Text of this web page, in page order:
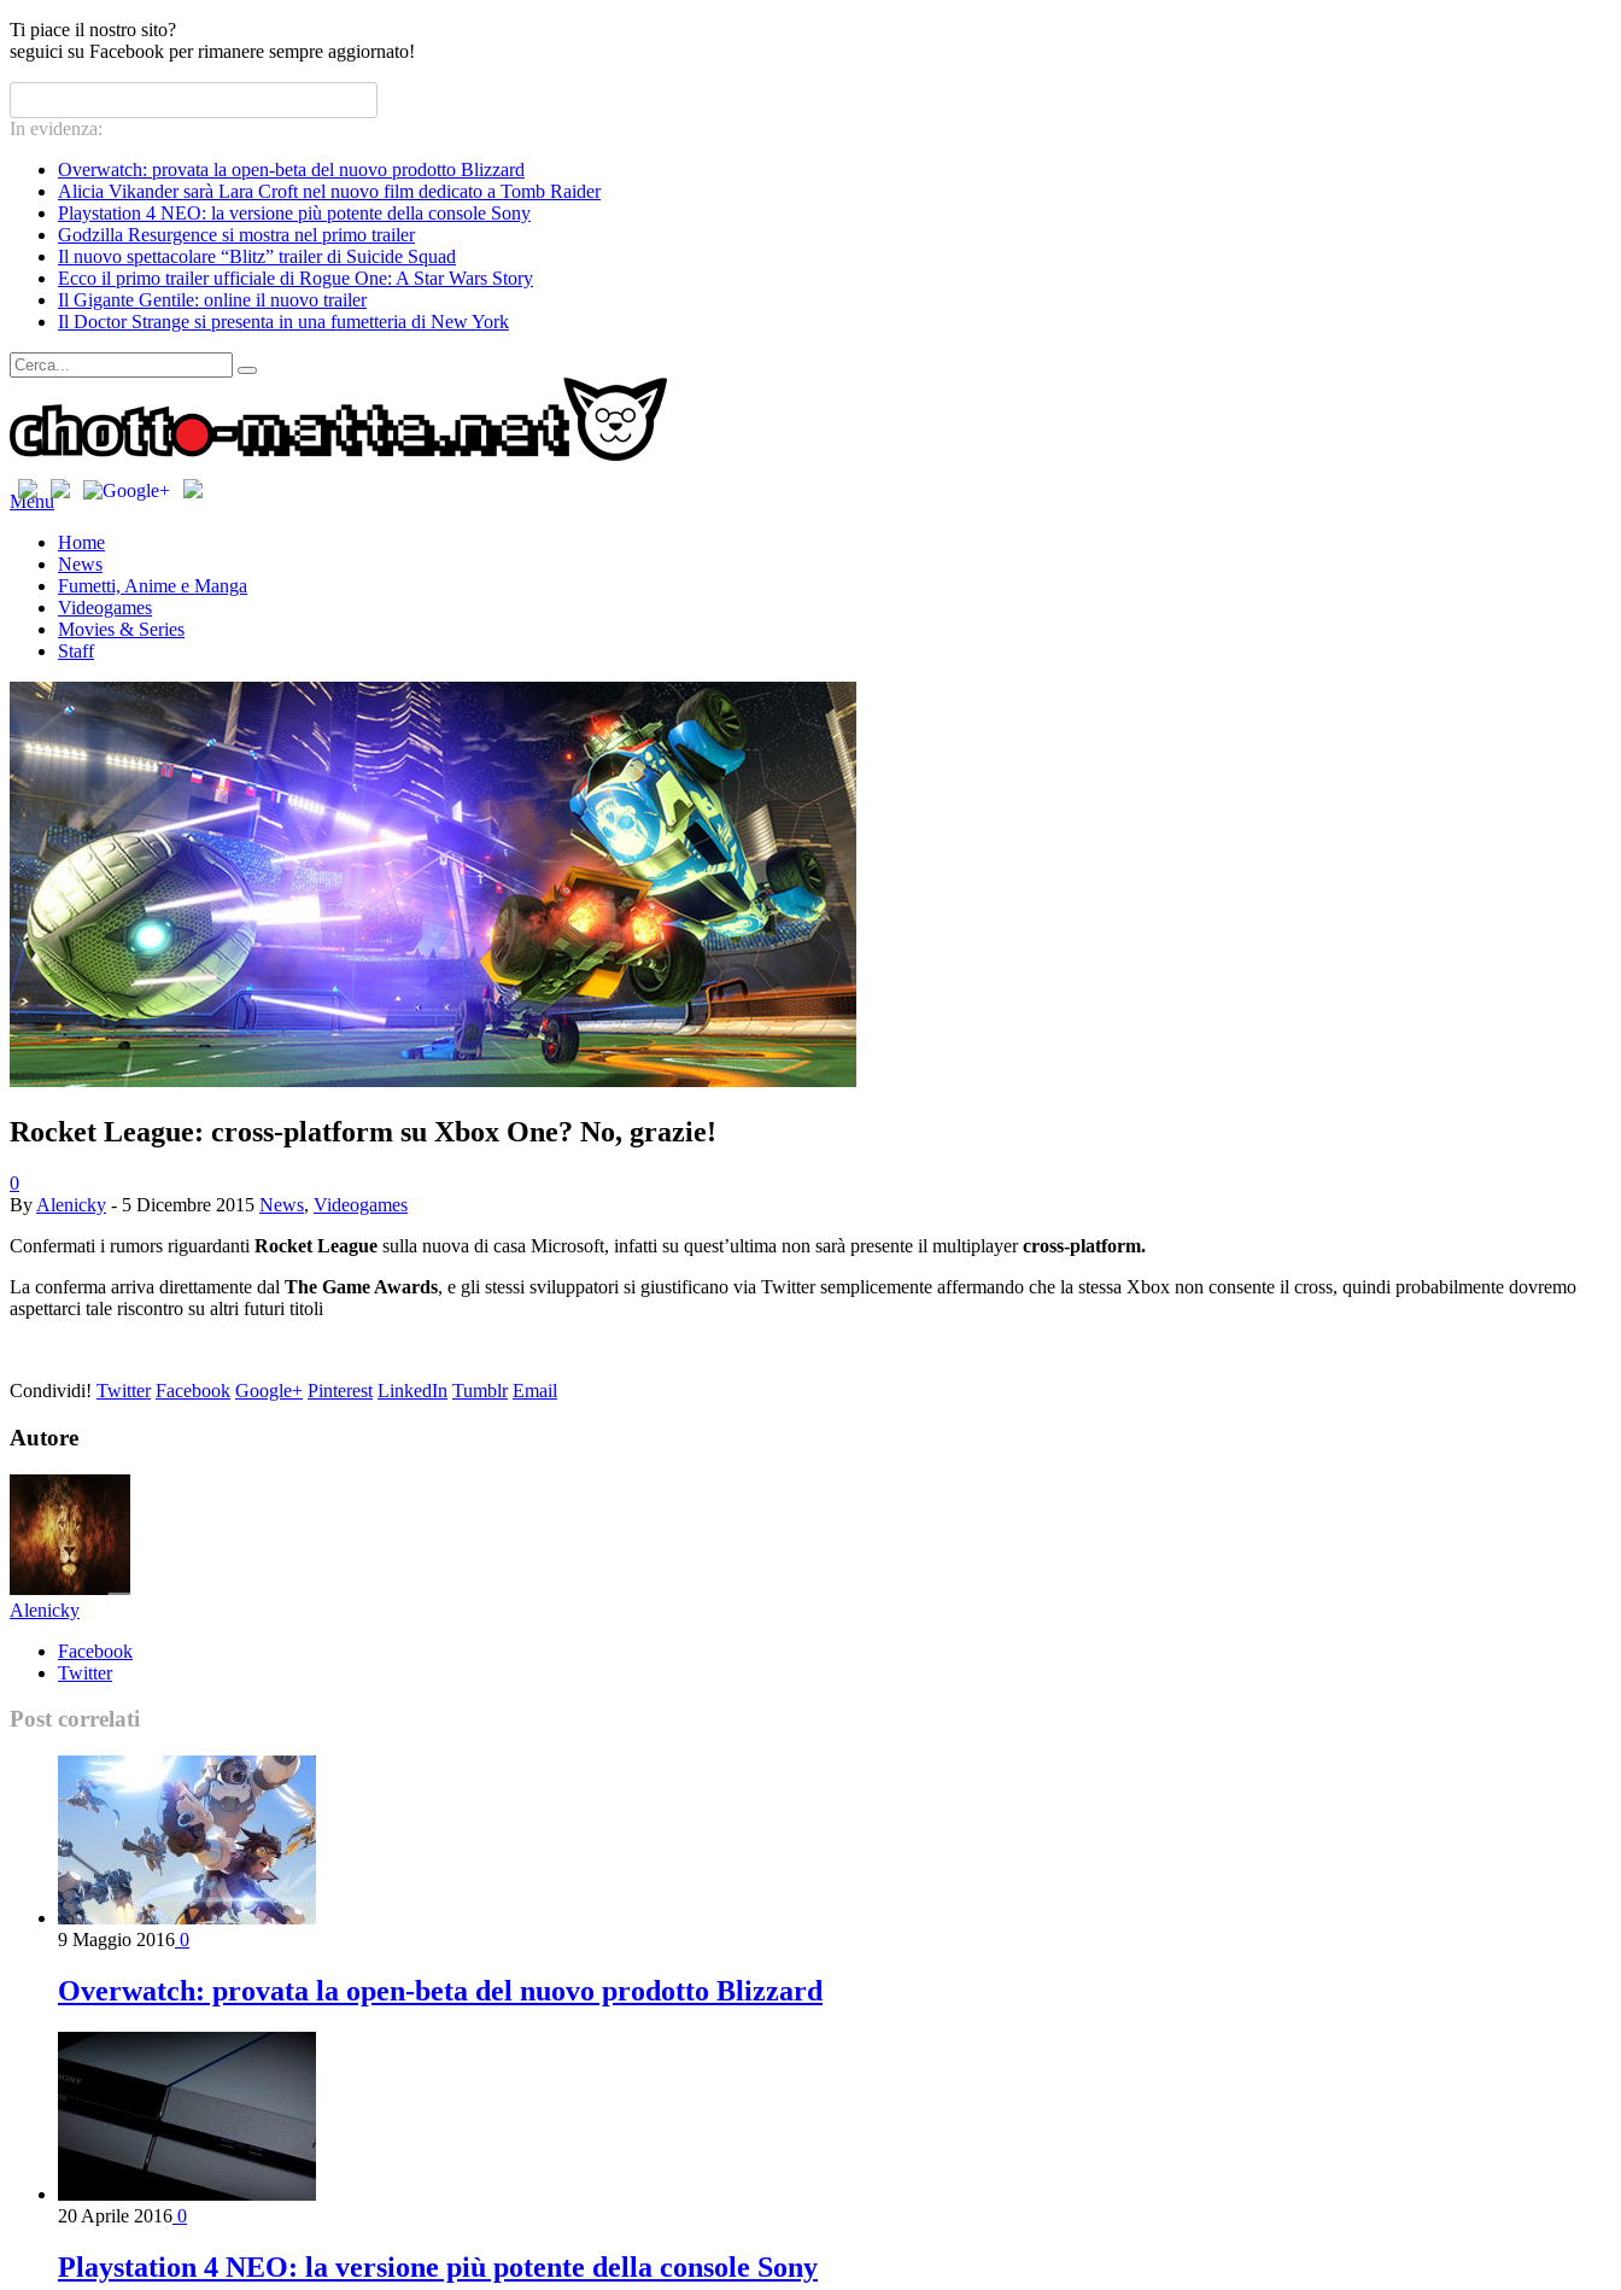
Ti piace il nostro sito?
seguici su Facebook per rimanere sempre aggiornato!
In evidenza:
Overwatch: provata la open-beta del nuovo prodotto Blizzard
Alicia Vikander sarà Lara Croft nel nuovo film dedicato a Tomb Raider
Playstation 4 NEO: la versione più potente della console Sony
Godzilla Resurgence si mostra nel primo trailer
Il nuovo spettacolare “Blitz” trailer di Suicide Squad
Ecco il primo trailer ufficiale di Rogue One: A Star Wars Story
Il Gigante Gentile: online il nuovo trailer
Il Doctor Strange si presenta in una fumetteria di New York
Menu
Home
News
Fumetti, Anime e Manga
Videogames
Movies & Series
Staff
Rocket League: cross-platform su Xbox One? No, grazie!
0
By Alenicky - 5 Dicembre 2015 News, Videogames
Confermati i rumors riguardanti Rocket League sulla nuova di casa Microsoft, infatti su quest’ultima non sarà presente il multiplayercross-platform.
La conferma arriva direttamente dal The Game Awards, e gli stessi sviluppatori si giustificano via Twitter semplicemente affermando che la stessa Xbox non consente il cross, quindi probabilmente dovremo
aspettarci tale riscontro su altri futuri titoli
Condividi! Twitter Facebook Google+ Pinterest LinkedIn Tumblr Email
Autore
Alenicky
Facebook
Twitter
Post correlati
9 Maggio 2016 0
Overwatch: provata la open-beta del nuovo prodotto Blizzard
20 Aprile 2016 0
Playstation 4 NEO: la versione più potente della console Sony